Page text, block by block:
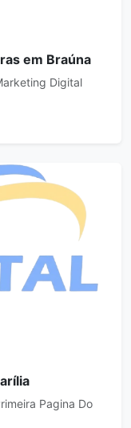
em Braúna
Digital
Pagina Do